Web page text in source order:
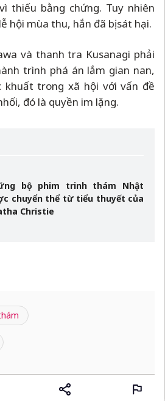
thiếu bằng chứng. Tuy nhiên
hội mùa thu, hắn đã bị sát hại.
và thanh tra Kusanagi phải
trình phá án lắm gian nan,
khuất trong xã hội với vấn đề
đó là quyền im lặng.
bộ phim trinh thám Nhật
chuyển thể từ tiểu thuyết của
Christie